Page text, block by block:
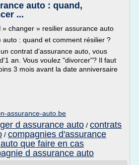
auto : quand,
...
» changer » resilier assurance auto
auto : quand et comment résilier ?
contrat d'assurance auto, vous
an. Vous voulez "divorcer"? Il faut
3 mois avant la date anniversaire
assurance-auto.be
d assurance auto / contrats
/ compagnies d'assurance
que faire en cas
d assurance auto